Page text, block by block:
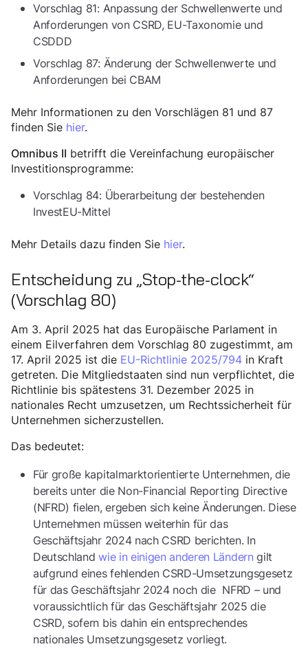
Vorschlag 81: Anpassung der Schwellenwerte und
Anforderungen von CSRD, EU-Taxonomie und
CSDDD
Vorschlag 87: Änderung der Schwellenwerte und
Anforderungen bei CBAM
Mehr Informationen zu den Vorschlägen 81 und 87
finden Sie hier.
Omnibus II betrifft die Vereinfachung europäischer
Investitionsprogramme:
Vorschlag 84: Überarbeitung der bestehenden
InvestEU-Mittel
Mehr Details dazu finden Sie hier.
Entscheidung zu „Stop-the-clock“
(Vorschlag 80)
Am 3. April 2025 hat das Europäische Parlament in
einem Eilverfahren dem Vorschlag 80 zugestimmt, am
17. April 2025 ist die EU-Richtlinie 2025/794 in Kraft
getreten. Die Mitgliedstaaten sind nun verpflichtet, die
Richtlinie bis spätestens 31. Dezember 2025 in
nationales Recht umzusetzen, um Rechtssicherheit für
Unternehmen sicherzustellen.
Das bedeutet:
Für große kapitalmarktorientierte Unternehmen, die
bereits unter die Non-Financial Reporting Directive
(NFRD) fielen, ergeben sich keine Änderungen. Diese
Unternehmen müssen weiterhin für das
Geschäftsjahr 2024 nach CSRD berichten. In
Deutschlandwie in einigen anderen Ländern gilt
aufgrund eines fehlenden CSRD-Umsetzungsgesetz
für das Geschäftsjahr 2024 noch die NFRD – und
voraussichtlich für das Geschäftsjahr 2025 die
CSRD, sofern bis dahin ein entsprechendes
nationales Umsetzungsgesetz vorliegt.